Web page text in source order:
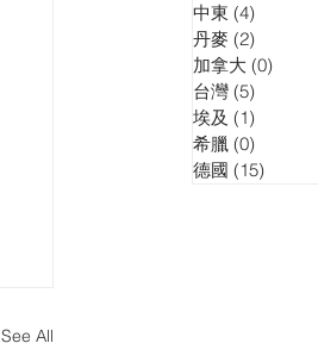
See All
中東 (4)
丹麥 (2)
加拿大 (0)
台灣 (5)
埃及 (1)
希臘 (0)
德國 (15)